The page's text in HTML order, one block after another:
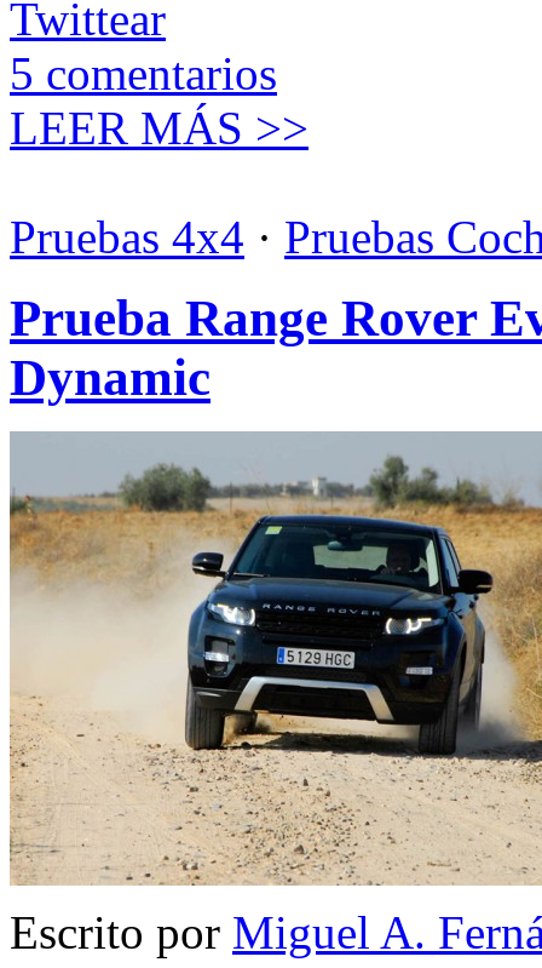
Twittear
5 comentarios
LEER MÁS >>
Pruebas 4x4 · Pruebas
Prueba Range Rover
Dynamic
Escrito por Miguel A.